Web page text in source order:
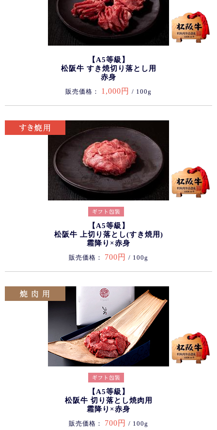
【A5等級】
松阪牛 すき焼切り落とし用
赤身
販売価格： 1,000円 / 100g
【A5等級】
松阪牛 上切り落とし(すき焼用)
霜降り×赤身
販売価格： 700円 / 100g
【A5等級】
松阪牛 切り落とし焼肉用
霜降り×赤身
販売価格： 700円 / 100g